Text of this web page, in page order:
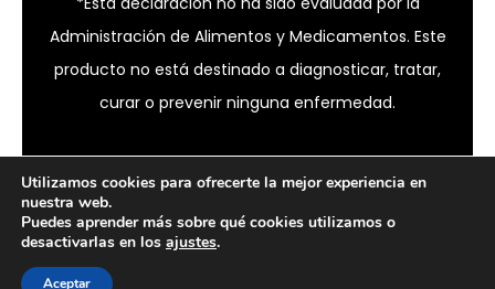
Administración de Alimentos y Medicamentos. Este
producto no está destinado a diagnosticar, tratar,
curar o prevenir ninguna enfermedad.
© 2024 Bixahuman all rights reserved
Utilizamos cookies para ofrecerte la mejor experiencia en
nuestra web.
Puedes aprender más sobre qué cookies utilizamos o
desactivarlas en los ajustes.
Aceptar